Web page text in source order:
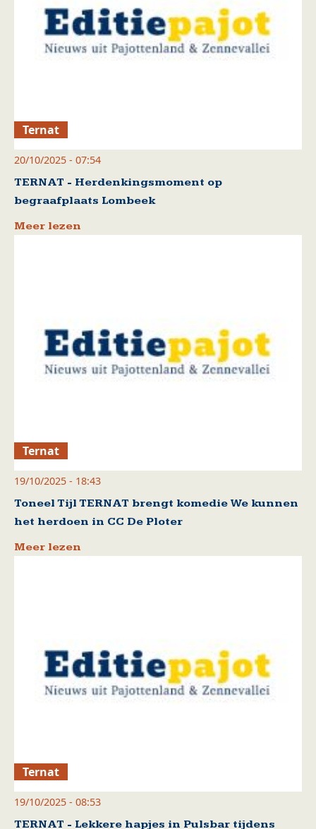
Ternat
20/10/2025 - 07:54
TERNAT - Herdenkingsmoment op
begraafplaats Lombeek
Meer lezen
Ternat
19/10/2025 - 18:43
Toneel Tijl TERNAT brengt komedie We kunnen
het herdoen in CC De Ploter
Meer lezen
Ternat
19/10/2025 - 08:53
TERNAT - Lekkere hapjes in Pulsbar tijdens